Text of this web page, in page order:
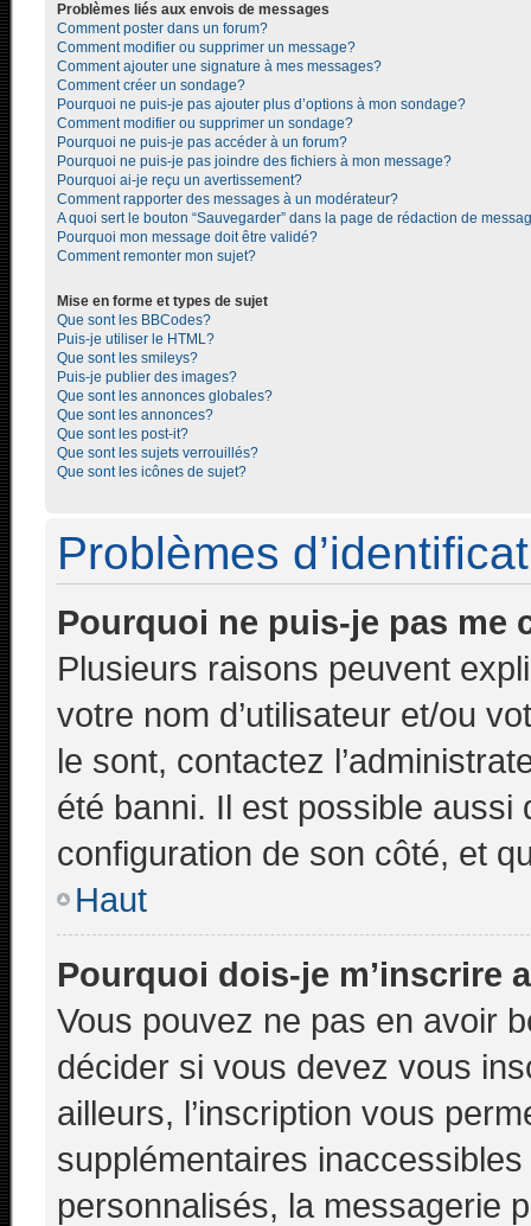
Problèmes liés aux envois de messages
Comment poster dans un forum?
Comment modifier ou supprimer un message?
Comment ajouter une signature à mes messages?
Comment créer un sondage?
Pourquoi ne puis-je pas ajouter plus d’options à mon sondage?
Comment modifier ou supprimer un sondage?
Pourquoi ne puis-je pas accéder à un forum?
Pourquoi ne puis-je pas joindre des fichiers à mon message?
Pourquoi ai-je reçu un avertissement?
Comment rapporter des messages à un modérateur?
A quoi sert le bouton “Sauvegarder” dans la page de rédaction de
Pourquoi mon message doit être validé?
Comment remonter mon sujet?
Mise en forme et types de sujet
Que sont les BBCodes?
Puis-je utiliser le HTML?
Que sont les smileys?
Puis-je publier des images?
Que sont les annonces globales?
Que sont les annonces?
Que sont les post-it?
Que sont les sujets verrouillés?
Que sont les icônes de sujet?
Problèmes
Pourquoi ne puis-je pas me
Plusieurs raisons peuvent
votre nom d’utilisateur et/ou
le sont, contactez
été banni. Il est possible aussi
configuration de son côté, et
Haut
Pourquoi dois-je m’inscrire
Vous pouvez ne pas en avoir
décider si vous devez vous
ailleurs, l’inscription vous
supplémentaires
personnalisés, la messagerie